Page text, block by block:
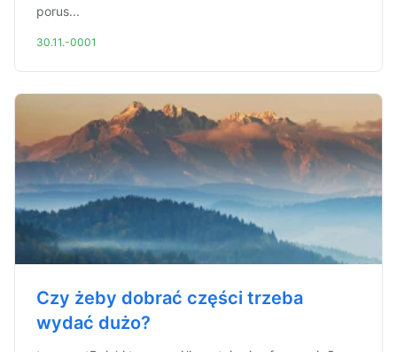
porus...
30.11.-0001
Czy żeby dobrać części trzeba
wydać dużo?